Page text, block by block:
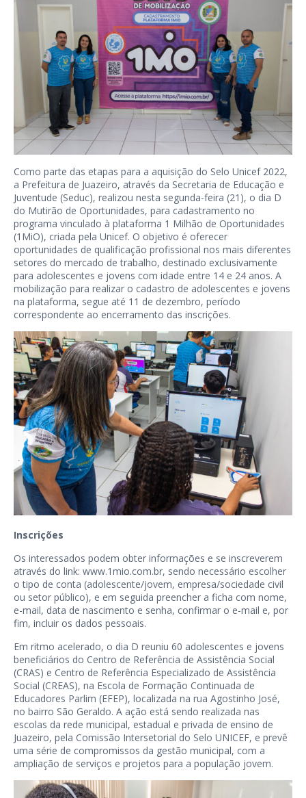
Como parte das etapas para a aquisição do Selo Unicef 2022,
a Prefeitura de Juazeiro, através da Secretaria de Educação e
Juventude (Seduc), realizou nesta segunda-feira (21), o dia D
do Mutirão de Oportunidades, para cadastramento no
programa vinculado à plataforma 1 Milhão de Oportunidades
(1MiO), criada pela Unicef. O objetivo é oferecer
oportunidades de qualificação profissional nos mais diferentes
setores do mercado de trabalho, destinado exclusivamente
para adolescentes e jovens com idade entre 14 e 24 anos. A
mobilização para realizar o cadastro de adolescentes e jovens
na plataforma, segue até 11 de dezembro, período
correspondente ao encerramento das inscrições.
Inscrições
Os interessados podem obter informações e se inscreverem
através do link: www.1mio.com.br, sendo necessário escolher
o tipo de conta (adolescente/jovem, empresa/sociedade civil
ou setor público), e em seguida preencher a ficha com nome,
e-mail, data de nascimento e senha, confirmar o e-mail e, por
fim, incluir os dados pessoais.
Em ritmo acelerado, o dia D reuniu 60 adolescentes e jovens
beneficiários do Centro de Referência de Assistência Social
(CRAS) e Centro de Referência Especializado de Assistência
Social (CREAS), na Escola de Formação Continuada de
Educadores Parlim (EFEP), localizada na rua Agostinho José,
no bairro São Geraldo. A ação está sendo realizada nas
escolas da rede municipal, estadual e privada de ensino de
Juazeiro, pela Comissão Intersetorial do Selo UNICEF, e prevê
uma série de compromissos da gestão municipal, com a
ampliação de serviços e projetos para a população jovem.